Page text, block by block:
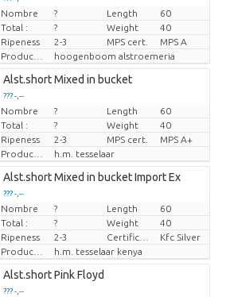
Prix par pièce
Nombre ? Length
60
Total :
? Weight
40
Ripeness
2-3 MPS cert.
MPS A
Producteur
hoogenboom alstroemeria
Alst.short Mixed in bucket
??? -,--
Prix par pièce
Nombre ? Length
60
Total :
? Weight
40
Ripeness
2-3 MPS cert.
MPS A+
Producteur
h.m. tesselaar
Alst.short Mixed in bucket Import Ex
??? -,--
Prix par pièce
Nombre ? Length
60
Total :
? Weight
40
Ripeness
2-3
Kfc Silver
Producteur
h.m. tesselaar kenya
Alst.short Pink Floyd
??? -,--